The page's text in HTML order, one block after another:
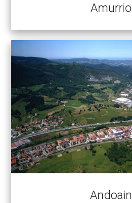
Amurrio
Andoain